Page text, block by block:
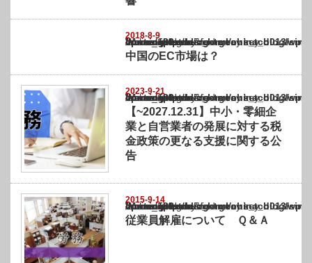
2018-8-9
Warning
: Undefined array key "show_category" in
/home/netst/kuno-cpa.co.jp/public_html/china_blog/wp-content/themes/
on line183
中国のEC市場は？
2023-9-21
Warning
: Undefined array key "show_category" in
/home/netst/kuno-cpa.co.jp/public_html/china_blog/wp-content/themes/
on line183
【~2027.12.31】中小・零細企
業と自営業者の発展に対する税
金政策の更なる支援に関する公
告
2015-9-14
Warning
: Undefined array key "show_category" in
/home/netst/kuno-cpa.co.jp/public_html/china_blog/wp-content/themes/
on line183
従業員解雇について Ｑ＆Ａ